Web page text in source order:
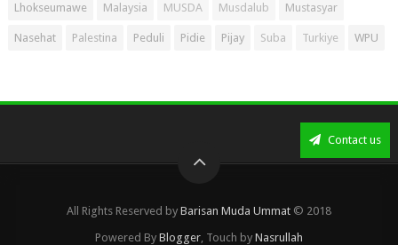
Lhokseumawe Malaysia MUSDA Musdalub Mustasyar
Nasehat Palestina Peduli Pidie Pijay Suba Turkiye WPU
Contact us
All Rights Reserved by Barisan Muda Ummat © 2018
Powered By Blogger, Touch by Nasrullah